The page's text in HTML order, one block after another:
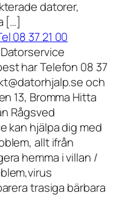
datorer,
[…]
08 37 21 00
har Telefon 08 37
och
13, Bromma Hitta
Rågsved
kan hjälpa dig med
allt ifrån
hemma i villan /
trasiga bärbara